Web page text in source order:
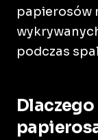
papierosów
podczas